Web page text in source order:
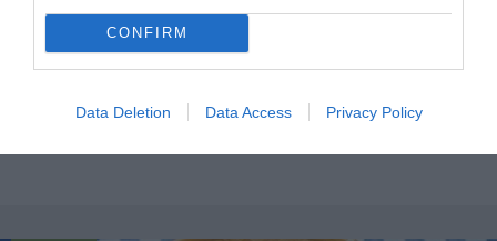
CONFIRM
Data Deletion Data Access Privacy Policy
Enkla frallor